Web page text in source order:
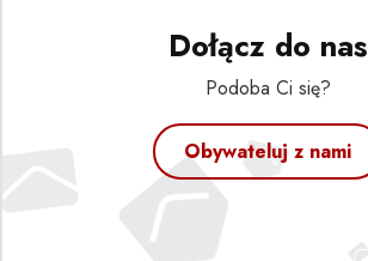
Dołącz do nas
Podoba Ci się?
Obywateluj z nami